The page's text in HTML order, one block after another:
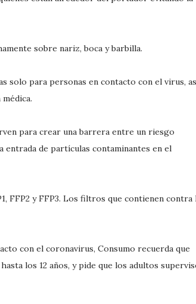
sobre nariz, boca y barbilla.
solo para personas en contacto con el virus,
para crear una barrera entre un riesgo
de partículas contaminantes en el
FFP2 y FFP3. Los filtros que contienen contra
con el coronavirus, Consumo recuerda que
los 12 años, y pide que los adultos